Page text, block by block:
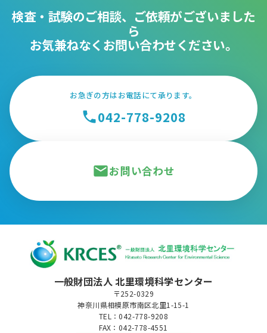
検査・試験のご相談、ご依頼がございました
ら
お気兼ねなくお問い合わせください。
お急ぎの方はお電話にて承ります。
phone042-778-9208
mailお問い合わせ
一般財団法人 北里環境科学センター
〒252-0329
神奈川県相模原市南区北里1-15-1
TEL：042-778-9208
FAX：042-778-4551